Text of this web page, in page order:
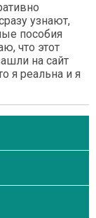
узнают,
пособия
что этот
на сайт
я реальна и я